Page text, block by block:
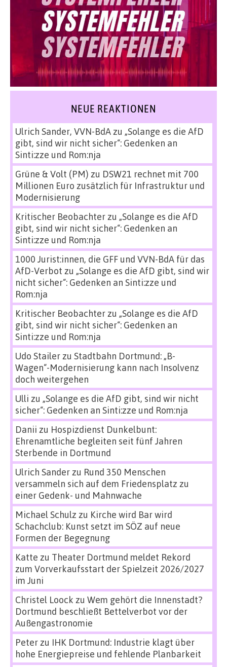
NEUE REAKTIONEN
Ulrich Sander, VVN-BdAzu „Solange es die AfD
gibt, sind wir nicht sicher“: Gedenken an
Sinti:zze und Rom:nja
Grüne & Volt (PM) zu DSW21 rechnet mit 700
Millionen Euro zusätzlich für Infrastruktur und
Modernisierung
Kritischer Beobachterzu „Solange es die AfD
gibt, sind wir nicht sicher“: Gedenken an
Sinti:zze und Rom:nja
1000 Jurist:innen, die GFF und VVN-BdA für das
AfD-Verbot zu „Solange es die AfD gibt, sind wir
nicht sicher“: Gedenken an Sinti:zze und
Rom:nja
Kritischer Beobachterzu „Solange es die AfD
gibt, sind wir nicht sicher“: Gedenken an
Sinti:zze und Rom:nja
Udo Stailerzu Stadtbahn Dortmund: „B-
Wagen“-Modernisierung kann nach Insolvenz
doch weitergehen
Ulli zu „Solange es die AfD gibt, sind wir nicht
sicher“: Gedenken an Sinti:zze und Rom:nja
Danii zu Hospizdienst Dunkelbunt:
Ehrenamtliche begleiten seit fünf Jahren
Sterbende in Dortmund
Ulrich Sanderzu Rund 350 Menschen
versammeln sich auf dem Friedensplatz zu
einer Gedenk- und Mahnwache
Michael Schulz zu Kirche wird Bar wird
Schachclub: Kunst setzt im SÖZ auf neue
Formen der Begegnung
Katte zu Theater Dortmund meldet Rekord
zum Vorverkaufsstart der Spielzeit 2026/2027
im Juni
Christel Loock zu Wem gehört die Innenstadt?
Dortmund beschließt Bettelverbot vor der
Außengastronomie
Peterzu IHK Dortmund: Industrie klagt über
hohe Energiepreise und fehlende Planbarkeit